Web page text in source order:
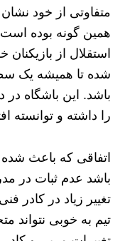
متفاوتی از خود
همین گونه بوده است.
استقلال از
شده تا همیشه یک
باشد. این باشگاه
را داشته و توانسته
اتفاقی که باعث شده
باشد عدم ثبات در
تغییر زیاد در کادر
تیم به خوبی نتواند